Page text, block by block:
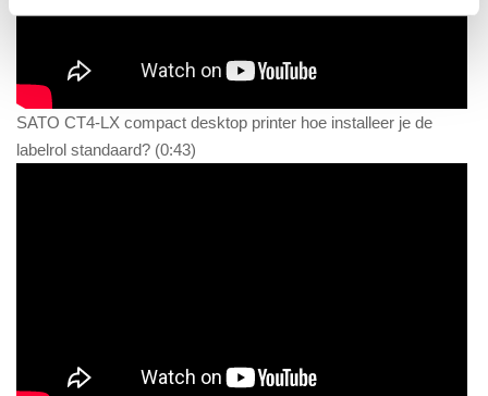
SATO CT4-LX compact desktop printer hoe installeer je de
labelrol standaard? (0:43)